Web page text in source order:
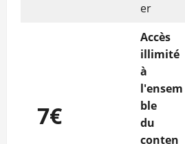
er
7€
Accès
illimité
à
l'ensem
ble
du
conten